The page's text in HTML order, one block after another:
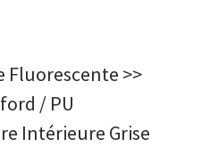
Fluorescente >>
/ PU
Intérieure Grise